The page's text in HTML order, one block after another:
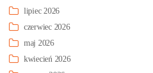
lipiec 2026
czerwiec 2026
maj 2026
kwiecień 2026